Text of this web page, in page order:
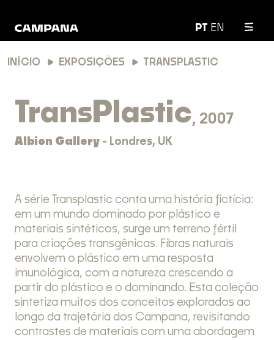
PT EN
INÍCIO EXPOSIÇÕES TRANSPLASTIC
TransPlastic, 2007
Albion Gallery - Londres, UK
A série Transplastic conta uma história fictícia:
em um mundo dominado por plástico e
materiais sintéticos, surge um terreno fértil
para criações transgênicas. Fibras naturais
envolvem o plástico em uma resposta
imunológica, com a natureza crescendo a
partir do plástico e o dominando. Esta coleção
sintetiza muitos dos conceitos explorados ao
longo da trajetória dos Campana, revisitando
contrastes de materiais com uma abordagem